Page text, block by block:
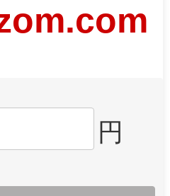
円